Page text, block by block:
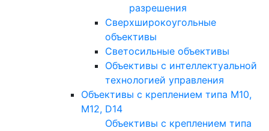
разрешения
Сверхширокоугольные
объективы
Светосильные объективы
Объективы с интеллектуальной
технологией управления
Объективы с креплением типа M10,
M12, D14
Объективы с креплением типа